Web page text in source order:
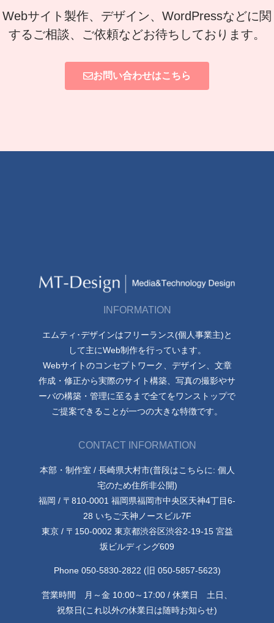
Webサイト製作、デザイン、WordPressなどに関
するご相談、ご依頼などお待ちしております。
お問い合わせはこちら
INFORMATION
エムティ･デザインはフリーランス(個人事業主)と
して主にWeb制作を行っています。
Webサイトのコンセプトワーク、デザイン、文章
作成・修正から実際のサイト構築、写真の撮影やサ
ーバの構築・管理に至るまで全てをワンストップで
ご提案できることが一つの大きな特徴です。
CONTACT INFORMATION
本部・制作室 / 長崎県大村市(普段はこちらに: 個人
宅のため住所非公開)
福岡 / 〒810-0001 福岡県福岡市中央区天神4丁目6-
28 いちご天神ノースビル7F
東京 / 〒150-0002 東京都渋谷区渋谷2-19-15 宮益
坂ビルディング609
Phone 050-5830-2822 (旧 050-5857-5623)
営業時間 月～金 10:00～17:00 / 休業日 土日、
祝祭日(これ以外の休業日は随時お知らせ)